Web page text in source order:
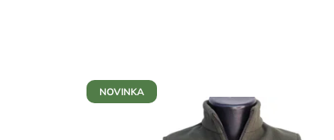
NOVINKA